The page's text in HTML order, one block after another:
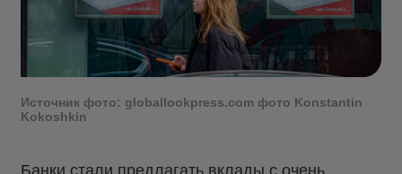
Источник фото: globallookpress.com фото Konstantin
Kokoshkin